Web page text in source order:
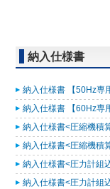
納入仕様書
納入仕様書 【50Hz専
納入仕様書 【60Hz専
納入仕様書<圧縮機積
納入仕様書<圧縮機積
納入仕様書<圧力計組
納入仕様書<圧力計組